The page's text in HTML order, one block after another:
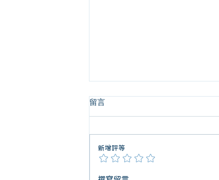
『健保支付標準碼』與總額申
留言
新增評等